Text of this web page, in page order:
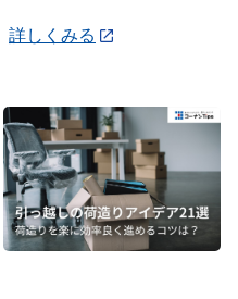
詳しくみる